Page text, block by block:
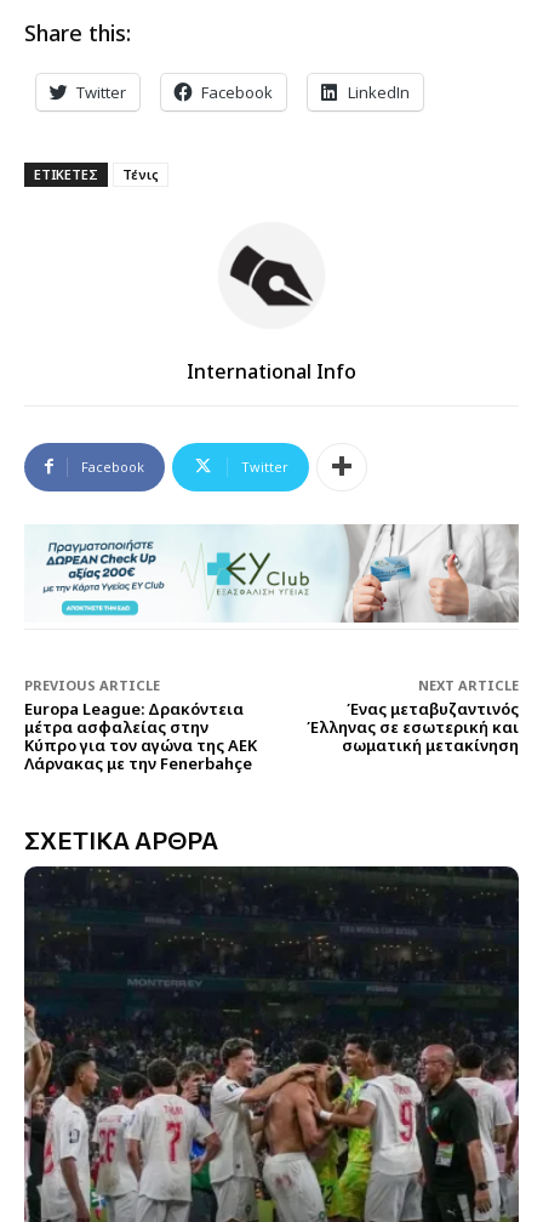
Share this:
Twitter Facebook LinkedIn
ΕΤΙΚΕΤΕΣ Τένις
International Info
Facebook Twitter
PREVIOUS ARTICLE
Europa League: Δρακόντεια
μέτρα ασφαλείας στην
Κύπρο για τον αγώνα της ΑΕΚ
Λάρνακας με την Fenerbahçe
NEXT ARTICLE
Ένας μεταβυζαντινός
Έλληνας σε εσωτερική και
σωματική μετακίνηση
ΣΧΕΤΙΚΑ ΑΡΘΡΑ